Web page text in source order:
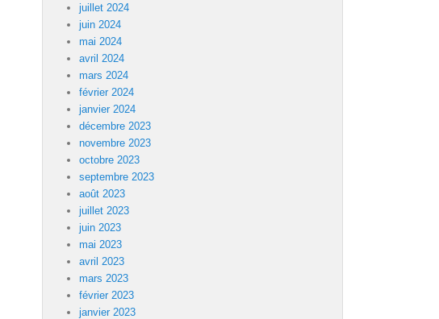
juillet 2024
juin 2024
mai 2024
avril 2024
mars 2024
février 2024
janvier 2024
décembre 2023
novembre 2023
octobre 2023
septembre 2023
août 2023
juillet 2023
juin 2023
mai 2023
avril 2023
mars 2023
février 2023
janvier 2023